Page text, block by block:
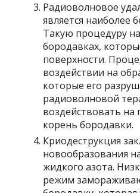
Радиоволновое
является наиболее
Такую процедуру
бородавках,
поверхности.
воздействии на
которые его
радиоволновой
воздействовать на
корень бородавки.
Криодеструкция
новообразования
жидкого азота.
режим